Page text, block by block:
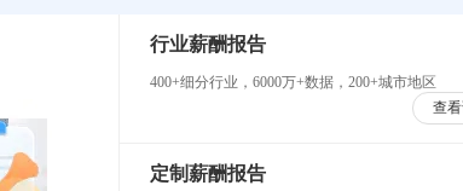
行业薪酬报告
400+细分行业，6000万+数据，200+城市地区
查
定制薪酬报告